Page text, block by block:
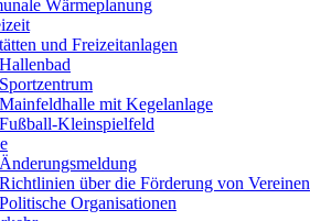
Wärmeplanung
und Freizeitanlagen
Hallenbad
Sportzentrum
Mainfeldhalle mit Kegelanlage
Fußball-Kleinspielfeld
Änderungsmeldung
Richtlinien über die Förderung von Vereinen
Politische Organisationen